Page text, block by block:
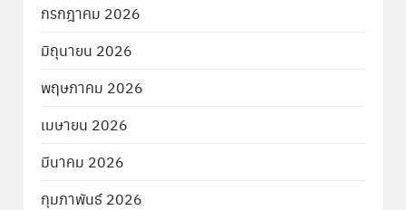
กรกฎาคม 2026
มิถุนายน 2026
พฤษภาคม 2026
เมษายน 2026
มีนาคม 2026
กุมภาพันธ์ 2026